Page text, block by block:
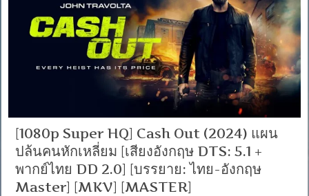
[1080p Super HQ] Cash Out (2024) แผน
ปล้นคนหักเหลี่ยม [เสียงอังกฤษ DTS: 5.1 +
พากย์ไทย DD 2.0] [บรรยาย: ไทย-อังกฤษ
Master] [MKV] [MASTER]